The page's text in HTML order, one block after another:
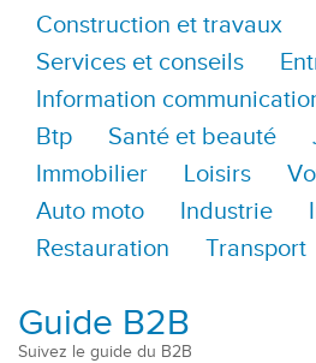
Construction et travaux
Services et conseils
Information
Btp
Santé et beauté
Immobilier
Loisirs
Auto moto
Industrie
Restauration
Transport
Guide B2B
Suivez le guide du B2B